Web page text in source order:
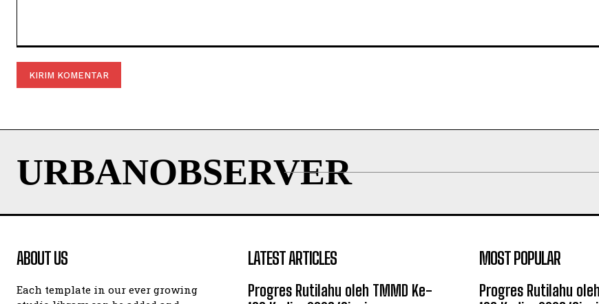
URBANOBSERVER
ABOUT US
Each template in our ever growing
LATEST ARTICLES
Progres Rutilahu oleh TMMD Ke-
MOST POPULAR
Progres Rutilahu